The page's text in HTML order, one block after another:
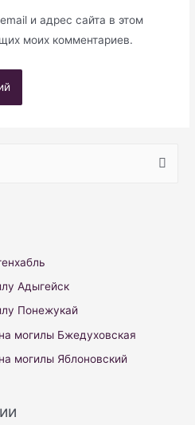
и адрес сайта в этом
моих комментариев.
Адыгейск
Понежукай
могилы Бжедуховская
могилы Яблоновский